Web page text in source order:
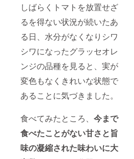
しばらくトマトを放置せざ
るを得ない状況が続いたあ
る日、水分がなくなりシワ
シワになったグラッセオレ
ンジの品種を見ると、実が
変色もなくきれいな状態で
あることに気づきました。
食べてみたところ、 今まで
食べたことがない甘さと旨
味の凝縮された味わいに大